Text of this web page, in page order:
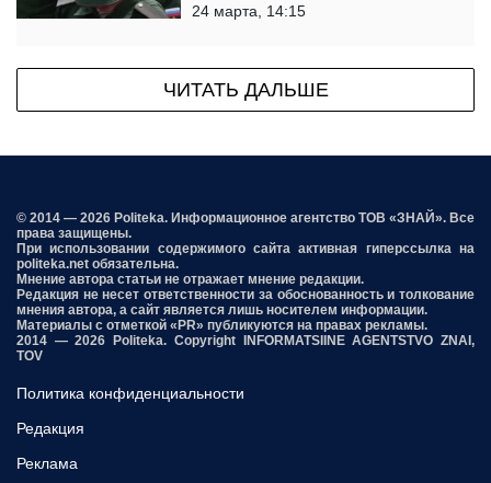
24 марта, 14:15
ЧИТАТЬ ДАЛЬШЕ
© 2014 — 2026 Politeka. Информационное агентство ТОВ «ЗНАЙ». Все
права защищены.
При использовании содержимого сайта активная гиперссылка на
politeka.net обязательна.
Мнение автора статьи не отражает мнение редакции.
Редакция не несет ответственности за обоснованность и толкование
мнения автора, а сайт является лишь носителем информации.
Материалы с отметкой «PR» публикуются на правах рекламы.
2014 — 2026 Politeka. Copyright INFORMATSIINE AGENTSTVO ZNAI,
TOV
Политика конфиденциальности
Редакция
Реклама